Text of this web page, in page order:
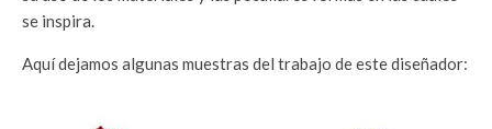
se inspira.
Aquí dejamos algunas muestras del trabajo de este diseñador: